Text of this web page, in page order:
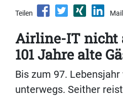
Teilen
Airline-IT nicht
101 Jahre alte
Bis zum 97.
unterwegs. Seither